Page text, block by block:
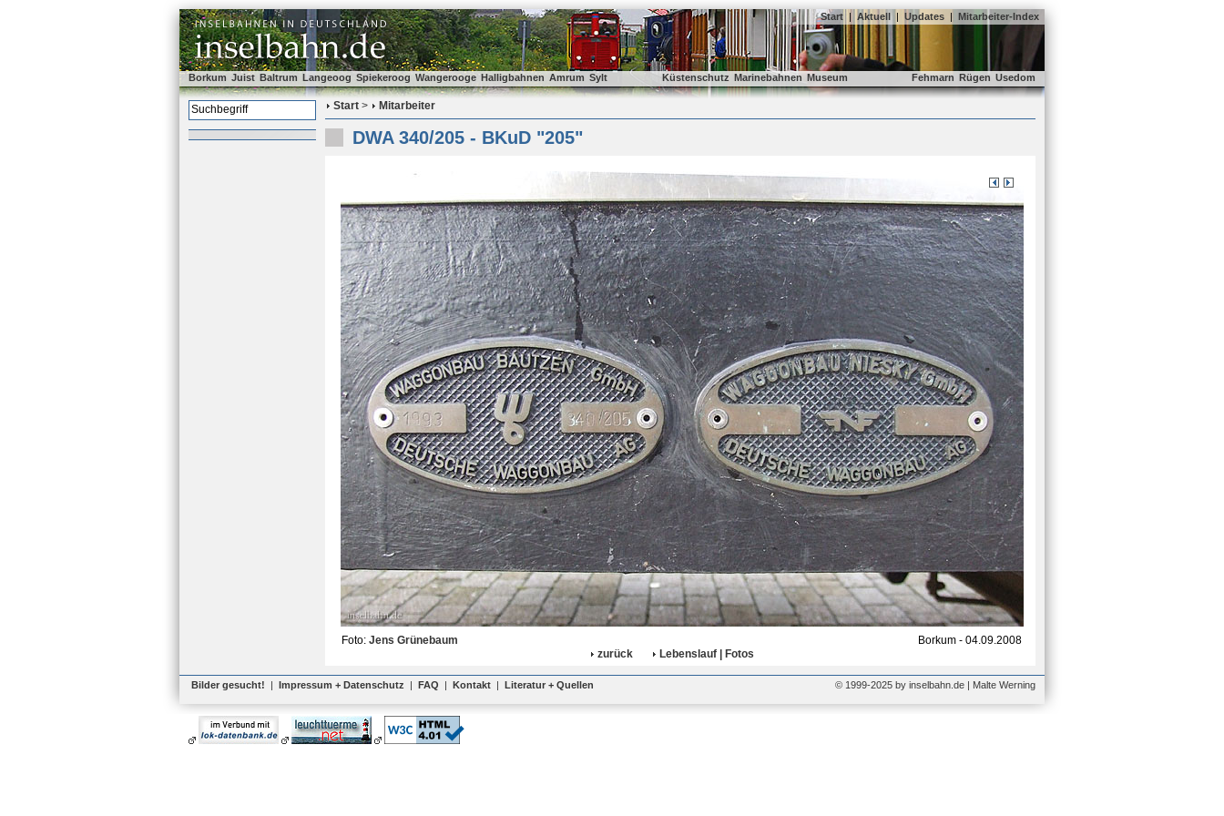
Start | Aktuell | Updates | Mitarbeiter-Index
Borkum Juist Baltrum Langeoog Spiekeroog Wangerooge Halligbahnen Amrum Sylt Küstenschutz Marinebahnen Museum Fehmarn Rügen Usedom
Start > Mitarbeiter
DWA 340/205 - BKuD "205"
Foto: Jens Grünebaum
Borkum - 04.09.2008
zurück
Lebenslauf | Fotos
Bilder gesucht! | Impressum + Datenschutz | FAQ | Kontakt | Literatur + Quellen © 1999-2025 by inselbahn.de | Malte Werning